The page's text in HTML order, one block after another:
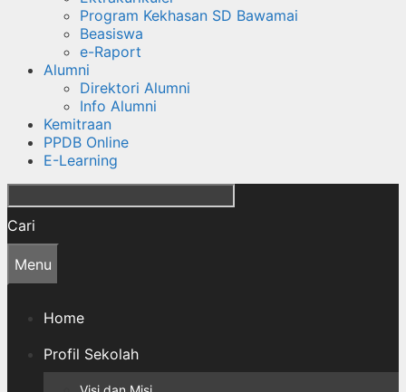
Program Kekhasan SD Bawamai
Beasiswa
e-Raport
Alumni
Direktori Alumni
Info Alumni
Kemitraan
PPDB Online
E-Learning
Cari
Menu
Home
Profil Sekolah